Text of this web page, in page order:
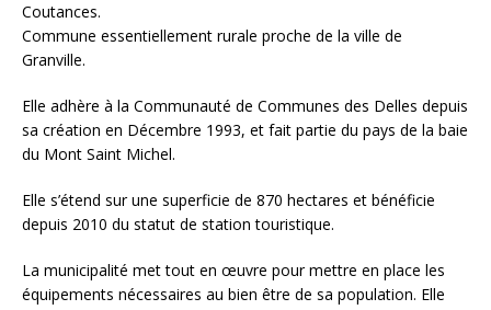
Coutances.
Commune essentiellement rurale proche de la ville de
Granville.
Elle adhère à la Communauté de Communes des Delles depuis
sa création en Décembre 1993, et fait partie du pays de la baie
du Mont Saint Michel.
Elle s’étend sur une superficie de 870 hectares et bénéficie
depuis 2010 du statut de station touristique.
La municipalité met tout en œuvre pour mettre en place les
équipements nécessaires au bien être de sa population. Elle